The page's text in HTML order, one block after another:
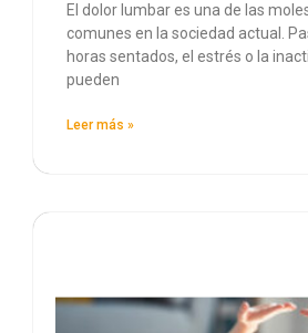
El dolor lumbar es una de las
comunes en la sociedad actual.
horas sentados, el estrés o la
pueden
Leer más »